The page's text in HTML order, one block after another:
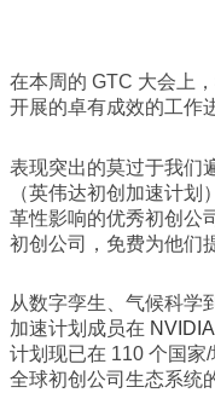
在本周的 GTC 大会上
开展的卓有成效的工作
表现突出的莫过于我们
（英伟达初创加速计
革性影响的优秀初创公
初创公司，免费为他们
从数字孪生、气候科学
加速计划成员在 NVIDIA
计划现已在 110 个国家
全球初创公司生态系统